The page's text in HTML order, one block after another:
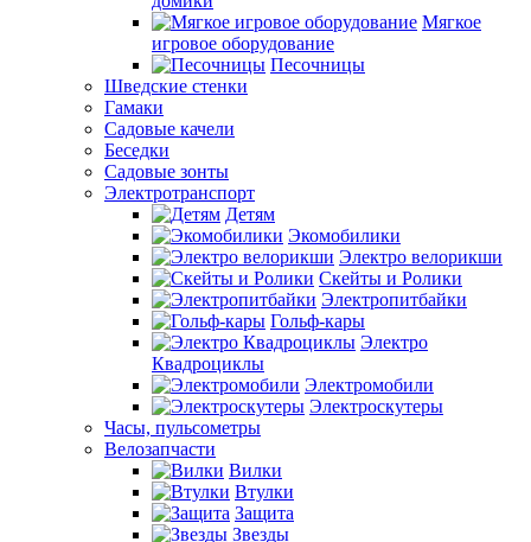
Мягкое
игровое оборудование
Песочницы
Шведские стенки
Гамаки
Садовые качели
Беседки
Садовые зонты
Электротранспорт
Детям
Экомобилики
Электро велорикши
Скейты и Ролики
Электропитбайки
Гольф-кары
Электро
Квадроциклы
Электромобили
Электроскутеры
Часы, пульсометры
Велозапчасти
Вилки
Втулки
Защита
Звезды